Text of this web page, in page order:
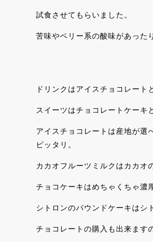
試食させてもらいました。
苦味やベリー系の酸味があった
ドリンクはアイスチョコレート
スイーツはチョコレートケーキ
アイスチョコレートは産地が選
ピッタリ。
カカオフルーツミルクはカカオ
チョコケーキはめちゃくちゃ濃
シトロンのパウンドケーキはシ
チョコレートの購入も出来ます